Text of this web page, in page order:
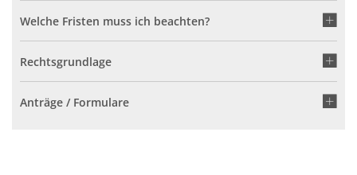
Welche Fristen muss ich beachten?
Rechtsgrundlage
Anträge / Formulare